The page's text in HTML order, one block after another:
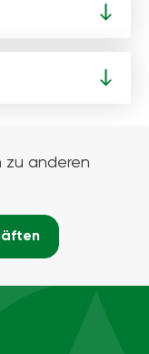
zu anderen